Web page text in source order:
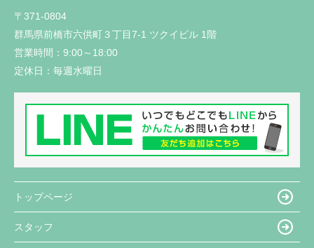
〒371-0804
群馬県前橋市六供町３丁目7-1 ツクイビル 1階
営業時間： 9:00～18:00
定休日： 毎週水曜日
トップページ
スタッフ